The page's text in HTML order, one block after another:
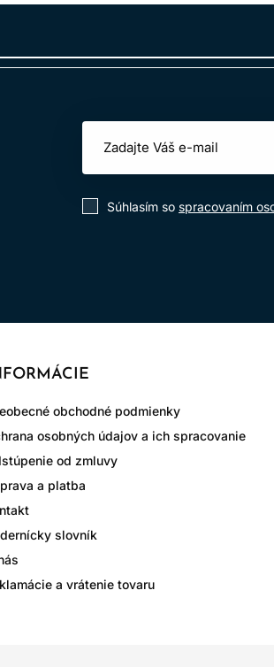
Súhlasím so spracovaním
obchodné podmienky
osobných údajov a ich spracovanie
od zmluvy
a platba
slovník
a vrátenie tovaru